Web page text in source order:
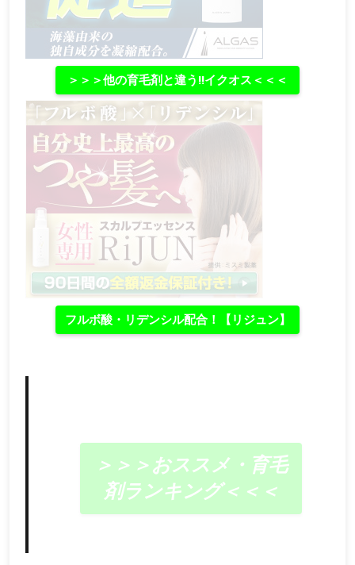
＞＞＞他の育毛剤と違う‼イクオス＜＜＜
フルボ酸・リデンシル配合！【リジュン】
＞＞＞おススメ・育毛
剤ランキング＜＜＜